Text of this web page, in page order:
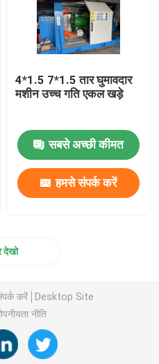
4*1.5 7*1.5 तार घुमावदार
मशीन उच्च गति एकल खड़े
सबसे अच्छी कीमत
हमसे संपर्क करें
देखो
करें
Desktop Site
नीति